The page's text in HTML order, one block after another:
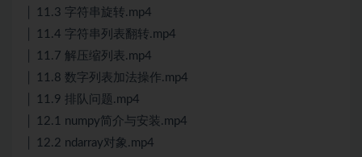
│ 11.3 字符串旋转.mp4
│ 11.4 字符串列表翻转.mp4
│ 11.7 解压缩列表.mp4
│ 11.8 数字列表加法操作.mp4
│ 11.9 排队问题.mp4
│ 12.1 numpy简介与安装.mp4
│ 12.2 ndarray对象.mp4